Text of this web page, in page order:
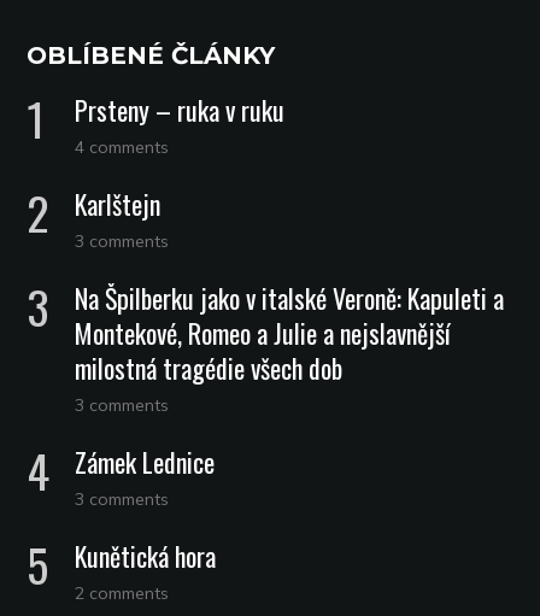
OBLÍBENÉ ČLÁNKY
Prsteny – ruka v ruku
4 comments
Karlštejn
3 comments
Na Špilberku jako v italské Veroně: Kapuleti a
Montekové, Romeo a Julie a nejslavnější
milostná tragédie všech dob
3 comments
Zámek Lednice
3 comments
Kunětická hora
2 comments